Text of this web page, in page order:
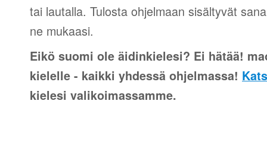
tai lautalla. Tulosta ohjelmaan sisältyvät
ne mukaasi.
Eikö suomi ole äidinkielesi? Ei hätää!
kielelle - kaikki yhdessä ohjelmassa!
kielesi valikoimassamme.